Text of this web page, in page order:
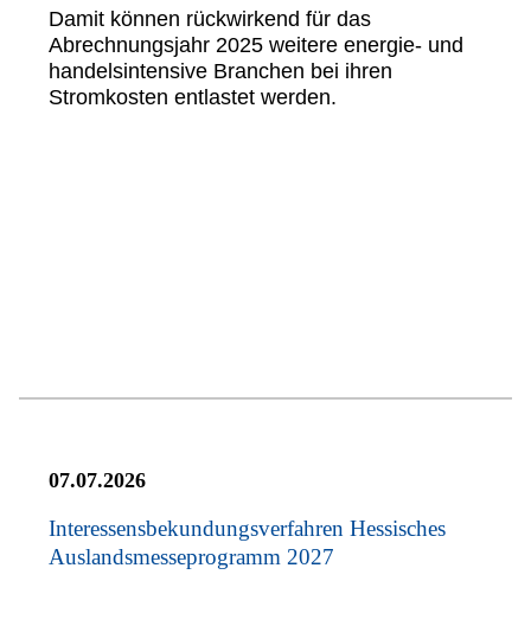
Damit können rückwirkend für das
Abrechnungsjahr 2025 weitere energie- und
handelsintensive Branchen bei ihren
Stromkosten entlastet werden.
07.07.2026
Interessensbekundungsverfahren Hessisches
Auslandsmesseprogramm 2027